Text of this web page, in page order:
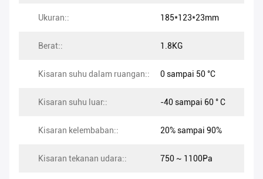
Ukuran:: 185*123*23mm
Berat:: 1.8KG
Kisaran suhu dalam ruangan:: 0 sampai 50 °C
Kisaran suhu luar:: -40 sampai 60 ° C
Kisaran kelembaban:: 20% sampai 90%
Kisaran tekanan udara:: 750 ~ 1100Pa